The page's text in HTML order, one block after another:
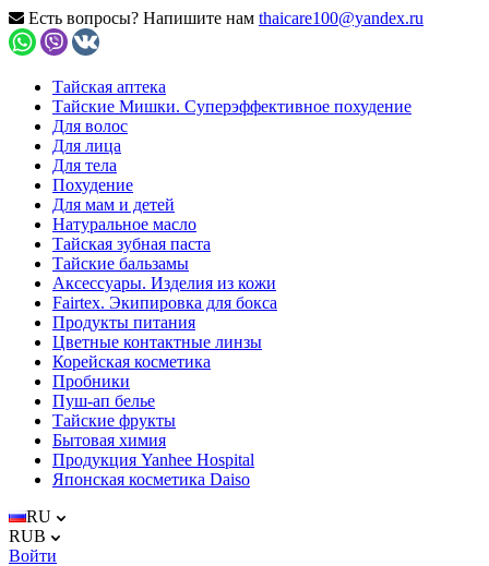
Есть вопросы? Напишите нам thaicare100@yandex.ru
Тайская аптека
Тайские Мишки. Суперэффективное похудение
Для волос
Для лица
Для тела
Похудение
Для мам и детей
Натуральное масло
Тайская зубная паста
Тайские бальзамы
Аксессуары. Изделия из кожи
Fairtex. Экипировка для бокса
Продукты питания
Цветные контактные линзы
Корейская косметика
Пробники
Пуш-ап белье
Тайские фрукты
Бытовая химия
Продукция Yanhee Hospital
Японская косметика Daiso
RU
RUB
Войти